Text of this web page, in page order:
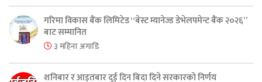
गरिमा विकास बैंक लिमिटेड “बेस्ट म्यानेज्ड डेभेलपमेन्ट बैंक २०२६”
बाट सम्मानित
३ महिना अगाडि
शनिबार र आइतबार दुई दिन बिदा दिने सरकारको निर्णय